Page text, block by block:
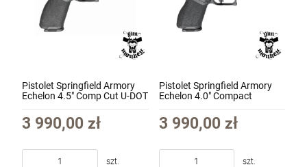
Pistolet Springfield Armory
Echelon 4.5" Comp Cut U-DOT
EC9459B-U-COMP)
3 990,00 zł
szt.
Pistolet Springfield Armory
Echelon 4.0" Compact
9x19 kol. Czarny (ECT9409B-
3D)
3 990,00 zł
szt.